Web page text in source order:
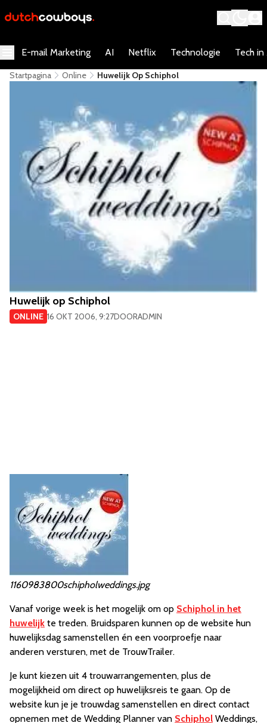
E-mail Marketing AI Netflix Technologie Tech in
Startpagina Online Huwelijk Op Schiphol
Huwelijk op Schiphol
ONLINE 16 OKT 2006, 9:27DOORADMIN
1160983800schipholweddings.jpg
Vanaf vorige week is het mogelijk om op Schiphol in het
huwelijk te treden. Bruidsparen kunnen op de website hun
huwelijksdag samenstellen én een voorproefje naar
anderen versturen, met de TrouwTrailer.
Je kunt kiezen uit 4 trouwarrangementen, plus de
mogelijkheid om direct op huwelijksreis te gaan. Op de
website kun je je trouwdag samenstellen en direct contact
opnemen met de Wedding Planner van Schiphol Weddings,